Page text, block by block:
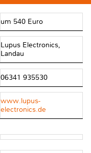
um 540 Euro
Lupus Electronics,
Landau
06341 935530
www.lupus-
electronics.de